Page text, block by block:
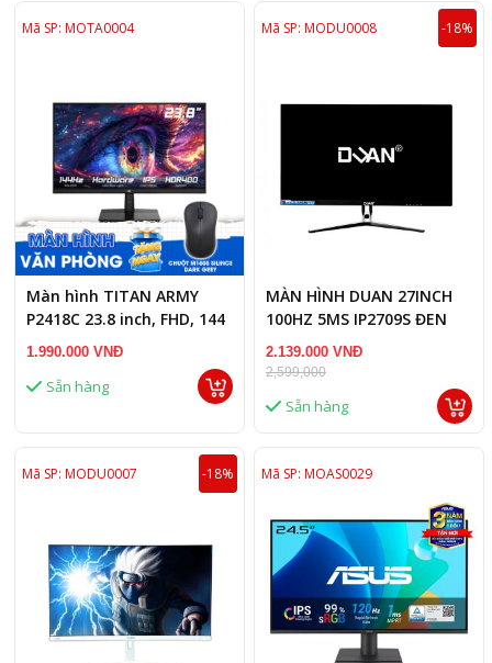
Mã SP: MOTA0004
Màn hình TITAN ARMY
P2418C 23.8 inch, FHD, 144
Hz
1.990.000 VNĐ
Sẵn hàng
Mã SP: MODU0008 -18%
MÀN HÌNH DUAN 27INCH
100HZ 5MS IP2709S ĐEN
2.139.000 VNĐ
2,599,000
Sẵn hàng
Mã SP: MODU0007 -18% Mã SP: MOAS0029